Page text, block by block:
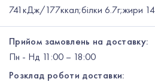
741кДж/177ккал;білки 6.7г;жири
Прийом замовлень на доставку:
Пн - Нд 11:00 – 18:00
Розклад роботи доставки: